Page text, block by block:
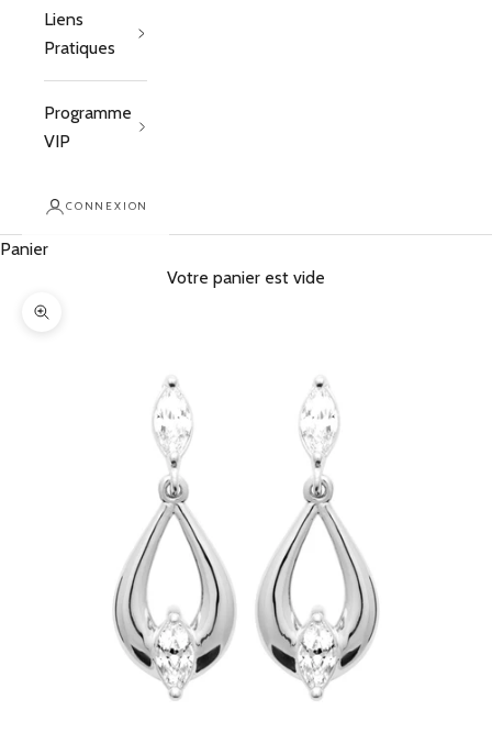
Liens
Pratiques
Programme
VIP
CONNEXION
Panier
Votre panier est vide
Zoomer sur l'image